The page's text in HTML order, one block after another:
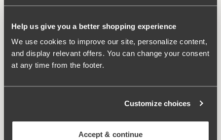
Help us give you a better shopping experience
We use cookies to improve our site, personalize content,
and display relevant offers. You can change your consent
at any time from the footer.
Customize choices
Accept & continue
Sklir ikke ned.
Diskrete Flatlock-sømmer i midje- og benåpninger.
Minimalistisk design.
Bomullsfôret kile.
Relaterte produkter